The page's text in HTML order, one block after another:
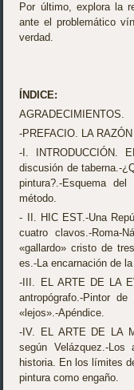
Por último, explora la
ante el problemático
verdad.
ÍNDICE:
AGRADECIMIENTOS.
-PREFACIO. LA
-I. INTRODUCCIÓN.
discusión de taberna.-
pintura?.-Esquema
método.
- II. HIC EST.-Una
cuatro clavos.-Roma-
«gallardo» cristo de
es.-La encarnación de
-III. EL ARTE DE LA
antropógrafo.-Pintor
«lejos».-Apéndice.
-IV. EL ARTE DE LA
según Velázquez.-
historia. En los límites
pintura como engaño.